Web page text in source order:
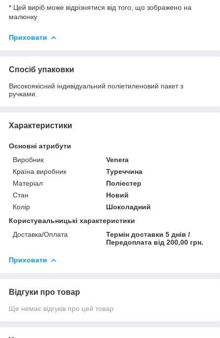
* Цей виріб може відрізнятися від того, що зображено на
малюнку
Приховати
Спосіб упаковки
Високоякісний індивідуальний поліетиленовий пакет з
ручками.
Характеристики
Основні атрибути
Виробник
Venera
Країна виробник
Туреччина
Матеріал
Поліестер
Стан
Новий
Колір
Шоколадний
Користувальницькі характеристики
Доставка/Оплата
Термін доставки 5 днів /
Передоплата від 200,00 грн.
Приховати
Відгуки про товар
Ще немає відгуків про цей товар